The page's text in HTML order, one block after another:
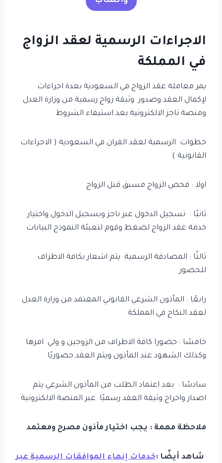
الاجراءات الرسمية لعقد الزواج
في المملكة
يمر معاملة عقد الزواج في السعودية بعدة اجراءات
لإكمال العقد وصدور وثيقة زواج رسمية من وزارة العدل
ومنصة ناجز الالكترونية بعد استيفاء الشروط
خطوات الرسمية لعقد القران في السعودية ( الاجراءات
القانونية )
اولا : فحص الزواج مسبق قبل الزواج
ثانيًا : تسجيل الدخول عبر ناجز وبسجيل الدخول واختيار
خدمة عقد الزواج لضغط وقوم لتعبئة النموذج البيانات
ثالثًا : المصادقة الرسمية يتم اشعار بكافة الاطراف
للحضور
رابعًا : المأذون الشرعي القانوني المعتمد من وزارة العدل
لعقد النكاح في المملكة
خامسًا : حضورا كافة الاطراف من الزوجين و ولي امرها
وكذلك الشهود عند المأذون ويتم العقد حضوريًا
سادسًا : بعد اعتماد الطلب من المأذون الشرعي يتم
اصدار واخراج وثيقة العقد رسميًا عبر المنصة الالكترونية
ملاحظة مهمة : يجب اختيار مأذون مصرح ومعتمد
شاهد أيضًا :خدمات إنهاء الموافقات الرسمية عبر